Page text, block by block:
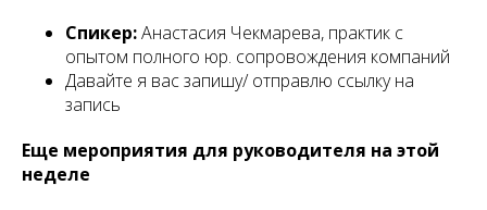
Спикер:Анастасия Чекмарева, практик с
опытом полного юр. сопровождения компаний
Давайте я вас запишу/ отправлю ссылку на
запись
Еще мероприятия для руководителя на этой
неделе